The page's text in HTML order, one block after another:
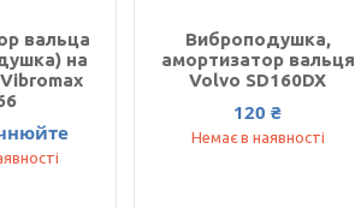
вальца
на
Виброподушка,
амортизатор вальця
Volvo SD160DX
120 ₴
Немає в наявності